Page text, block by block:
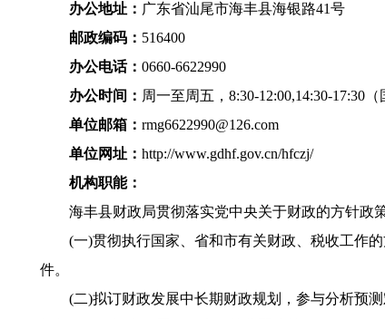
办公地址： 广东省汕尾市海丰县海银路41号
邮政编码： 516400
办公电话：0660-6622990
办公时间： 周一至周五，8:30-12:00,14:30-17:30
单位邮箱：rmg6622990@126.com
单位网址：http://www.gdhf.gov.cn/hfczj/
机构职能：
海丰县财政局贯彻落实党中央关于财政的方针政策
(一)贯彻执行国家、省和市有关财政、税收工作的
件。
(二)拟订财政发展中长期财政规划，参与分析预测